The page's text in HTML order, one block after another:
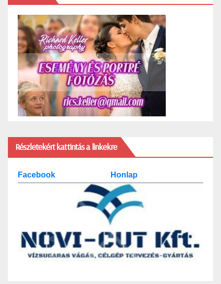
Részletekért kattintás a linkekre
Facebook Honlap